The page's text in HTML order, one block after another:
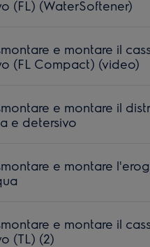
(FL) (WaterSoftener)
e montare il
(FL Compact) (video)
e montare il
e detersivo
e montare
e montare il
(TL) (2)